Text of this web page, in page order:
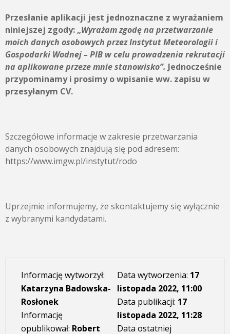
Przesłanie aplikacji jest jednoznaczne z wyrażaniem
niniejszej zgody: „Wyrażam zgodę na przetwarzanie
moich danych osobowych przezInstytut Meteorologii i
Gospodarki Wodnej – PIB w celu prowadzenia rekrutacji
na aplikowane przeze mnie stanowisko”. Jednocześnie
przypominamy i prosimy o wpisanie ww. zapisu w
przesyłanym CV.
Szczegółowe informacje w zakresie przetwarzania
danych osobowych znajdują się pod adresem:
https://www.imgw.pl/instytut/rodo
Uprzejmie informujemy, że skontaktujemy się wyłącznie
z wybranymi kandydatami.
Informację wytworzył:
Katarzyna Badowska-
Rosłonek
Informację
opublikował: Robert
Data wytworzenia: 17
listopada 2022, 11:00
Data publikacji: 17
listopada 2022, 11:28
Data ostatniej